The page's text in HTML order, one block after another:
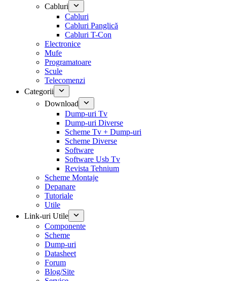
Cabluri
Cabluri
Cabluri Panglică
Cabluri T-Con
Electronice
Mufe
Programatoare
Scule
Telecomenzi
Categorii
Download
Dump-uri Tv
Dump-uri Diverse
Scheme Tv + Dump-uri
Scheme Diverse
Software
Software Usb Tv
Revista Tehnium
Scheme Montaje
Depanare
Tutoriale
Utile
Link-uri Utile
Componente
Scheme
Dump-uri
Datasheet
Forum
Blog/Site